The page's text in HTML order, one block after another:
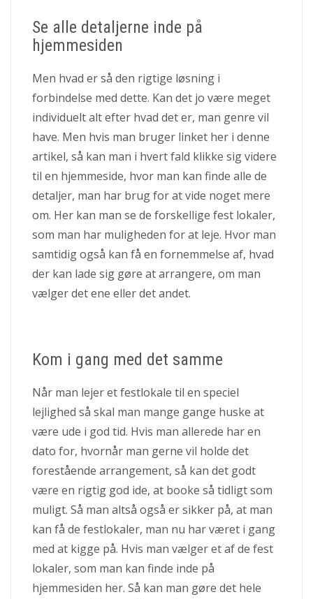
Se alle detaljerne inde på
hjemmesiden
Men hvad er så den rigtige løsning i
forbindelse med dette. Kan det jo være meget
individuelt alt efter hvad det er, man genre vil
have. Men hvis man bruger linket her i denne
artikel, så kan man i hvert fald klikke sig videre
til en hjemmeside, hvor man kan finde alle de
detaljer, man har brug for at vide noget mere
om. Her kan man se de forskellige fest lokaler,
som man har muligheden for at leje. Hvor man
samtidig også kan få en fornemmelse af, hvad
der kan lade sig gøre at arrangere, om man
vælger det ene eller det andet.
Kom i gang med det samme
Når man lejer et festlokale til en speciel
lejlighed så skal man mange gange huske at
være ude i god tid. Hvis man allerede har en
dato for, hvornår man gerne vil holde det
forestående arrangement, så kan det godt
være en rigtig god ide, at booke så tidligt som
muligt. Så man altså også er sikker på, at man
kan få de festlokaler, man nu har været i gang
med at kigge på. Hvis man vælger et af de fest
lokaler, som man kan finde inde på
hjemmesiden her. Så kan man gøre det hele